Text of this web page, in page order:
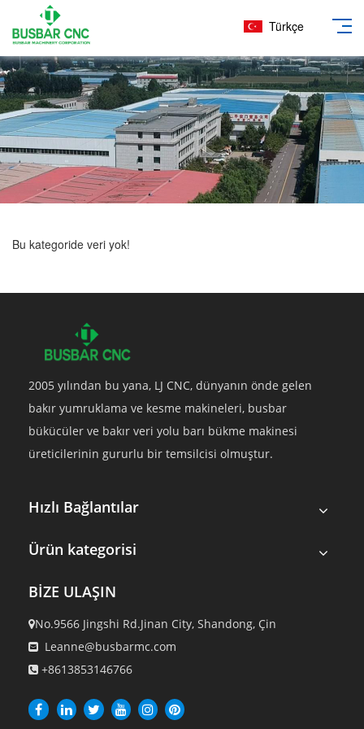
Türkçe
Bu kategoride veri yok!
2005 yılından bu yana, LJ CNC, dünyanın önde gelen
bakır yumruklama ve kesme makineleri, busbar
bükücüler ve bakır veri yolu barı bükme makinesi
üreticilerinin gururlu bir temsilcisi olmuştur.
Hızlı Bağlantılar
Ürün kategorisi
BİZE ULAŞIN
No.9566 Jingshi Rd.Jinan City, Shandong, Çin
 Leanne@busbarmc.com
 +8613853146766